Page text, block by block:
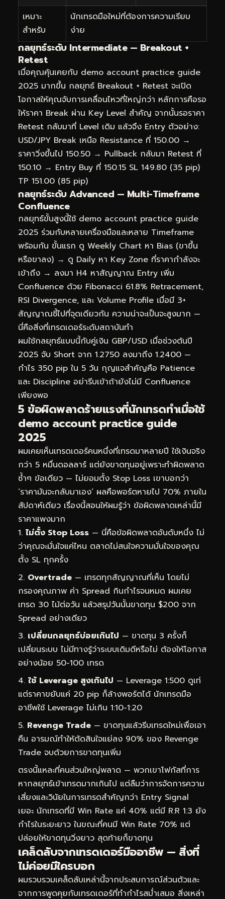
เหมาะ
สำหรับ
นักเทรดมือใหม่ที่ต้องการความเรียบ
ง่าย
กลยุทธ์ระดับ Intermediate — Breakout +
Retest
เมื่อคุณคุ้นเคยกับ demo account practice guide
2025 มากขึ้น กลยุทธ์ Breakout + Retest จะเปิด
โอกาสให้คุณจับการเคลื่อนไหวที่ใหญ่กว่า หลักการคือรอ
ให้ราคา Break ผ่าน Key Level สำคัญ จากนั้นรอราคา
Retest กลับมาที่ Level เดิม แล้วจึง Entry ตัวอย่าง:
USD/JPY Break เหนือ Resistance ที่ 150.00 →
ราคาวิ่งขึ้นไป 150.50 → Pullback กลับมา Retest ที่
150.10 → Entry Buy ที่ 150.15 SL 149.80 (35 pip)
TP 151.00 (85 pip)
กลยุทธ์ระดับ Advanced — Multi-Timeframe
Confluence
กลยุทธ์ขั้นสูงนี้ใช้ demo account practice guide
2025 ร่วมกับหลายเครื่องมือและหลาย Timeframe
พร้อมกัน ขั้นแรก ดู Weekly Chart หา Bias (ขาขึ้น
หรือขาลง) → ดู Daily หา Key Zone ที่ราคากำลังจะ
เข้าถึง → ลงมา H4 หาสัญญาณ Entry เพิ่ม
Confluence ด้วย Fibonacci 61.8% Retracement,
RSI Divergence, และ Volume Profile เมื่อมี 3+
สัญญาณชี้ไปที่จุดเดียวกัน ความน่าจะเป็นจะสูงมาก —
นี่คือสิ่งที่เทรดเดอร์ระดับสถาบันทำ
ผมใช้กลยุทธ์แบบนี้กับคู่เงิน GBP/USD เมื่อช่วงต้นปี
2025 จับ Short จาก 1.2750 ลงมาถึง 1.2400 —
กำไร 350 pip ใน 5 วัน กุญแจสำคัญคือ Patience
และ Discipline อย่ารีบเข้าถ้ายังไม่มี Confluence
เพียงพอ
5 ข้อผิดพลาดร้ายแรงที่นักเทรดทำเมื่อใช้
demo account practice guide
2025
ผมเคยเห็นเทรดเดอร์คนหนึ่งที่เทรดมาหลายปี ใช้เงินจริง
กว่า 5 หมื่นดอลลาร์ แต่ยังขาดทุนอยู่เพราะทำผิดพลาด
ซ้ำๆ ข้อเดียว — ไม่ยอมตั้ง Stop Loss เขาบอกว่า
‘ราคามันจะกลับมาเอง’ ผลคือพอร์ตหายไป 70% ภายใน
สัปดาห์เดียว เรื่องนี้สอนให้ผมรู้ว่า ข้อผิดพลาดเหล่านี้มี
ราคาแพงมาก
ไม่ตั้ง Stop Loss — นี่คือข้อผิดพลาดอันดับหนึ่ง ไม่
ว่าคุณจะมั่นใจแค่ไหน ตลาดไม่สนใจความมั่นใจของคุณ
ตั้ง SL ทุกครั้ง
Overtrade — เทรดทุกสัญญาณที่เห็น โดยไม่
กรองคุณภาพ ค่า Spread กินกำไรจนหมด ผมเคย
เทรด 30 ไม้ต่อวัน แล้วสรุปวันนั้นขาดทุน $200 จาก
Spread อย่างเดียว
เปลี่ยนกลยุทธ์บ่อยเกินไป — ขาดทุน 3 ครั้งก็
เปลี่ยนระบบ ไม่มีทางรู้ว่าระบบเดิมดีหรือไม่ ต้องให้โอกาส
อย่างน้อย 50-100 เทรด
ใช้ Leverage สูงเกินไป — Leverage 1:500 ดูเท่
แต่ราคาขยับแค่ 20 pip ก็ล้างพอร์ตได้ นักเทรดมือ
อาชีพใช้ Leverage ไม่เกิน 1:10-1:20
Revenge Trade — ขาดทุนแล้วรีบเทรดใหม่เพื่อเอา
คืน อารมณ์ทำให้ตัดสินใจแย่ลง 90% ของ Revenge
Trade จบด้วยการขาดทุนเพิ่ม
ตรงนี้แหละที่คนส่วนใหญ่พลาด — พวกเขาโฟกัสที่การ
หากลยุทธ์เข้าเทรดมากเกินไป แต่ลืมว่าการจัดการความ
เสี่ยงและวินัยในการเทรดสำคัญกว่า Entry Signal
เยอะ นักเทรดที่มี Win Rate แค่ 40% แต่มี R:R 1:3 ยัง
กำไรในระยะยาว ในขณะที่คนมี Win Rate 70% แต่
ปล่อยให้ขาดทุนวิ่งยาว สุดท้ายก็ขาดทุน
เคล็ดลับจากเทรดเดอร์มืออาชีพ — สิ่งที่
ไม่ค่อยมีใครบอก
ผมรวบรวมเคล็ดลับเหล่านี้จากประสบการณ์ส่วนตัวและ
จากการพูดคุยกับเทรดเดอร์ที่ทำกำไรสม่ำเสมอ สิ่งเหล่า